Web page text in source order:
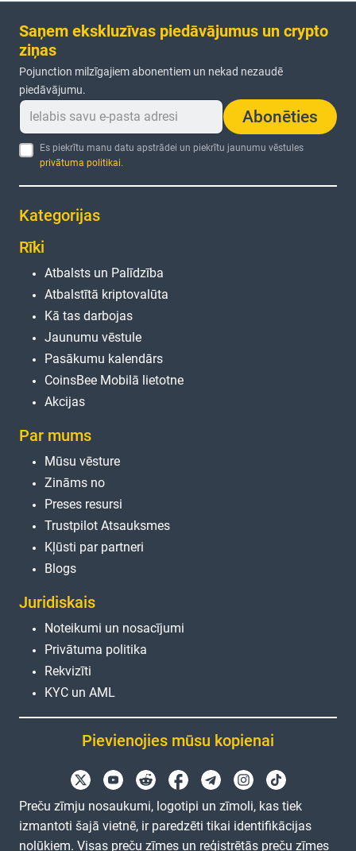
Saņem ekskluzīvas piedāvājumus un crypto
ziņas
Pojunction milzīgajiem abonentiem un nekad nezaudē
piedāvājumu.
Abonēties
Es piekrītu manu datu apstrādei un piekrītu jaunumu vēstules
privātuma politikai.
Kategorijas
Rīki
Atbalsts un Palīdzība
Atbalstītā kriptovalūta
Kā tas darbojas
Jaunumu vēstule
Pasākumu kalendārs
CoinsBee Mobilā lietotne
Akcijas
Par mums
Mūsu vēsture
Zināms no
Preses resursi
Trustpilot Atsauksmes
Kļūsti par partneri
Blogs
Juridiskais
Noteikumi un nosacījumi
Privātuma politika
Rekvizīti
KYC un AML
Pievienojies mūsu kopienai
Preču zīmju nosaukumi, logotipi un zīmoli, kas tiek
izmantoti šajā vietnē, ir paredzēti tikai identifikācijas
nolūkiem. Visas preču zīmes un reģistrētās preču zīmes